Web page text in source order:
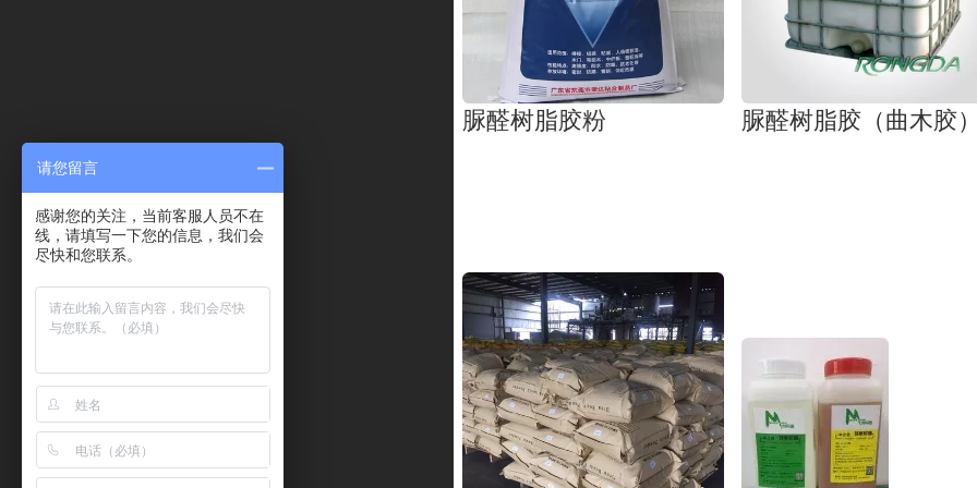
脲醛树脂胶粉 脲醛树脂胶（曲木胶
请您留言
感谢您的关注，当前客服人员不在
线，请填写一下您的信息，我们会
尽快和您联系。